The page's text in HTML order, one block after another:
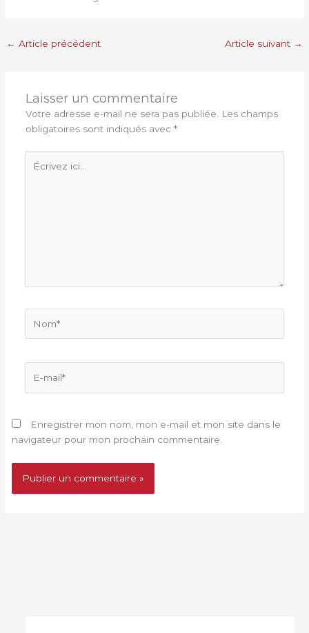
← Article précédent Article suivant →
Laisser un commentaire
Votre adresse e-mail ne sera pas publiée.
Les champs
obligatoires sont indiqués avec *
ici…
mail*
Enregistrer mon nom, mon e-mail et mon site dans le
navigateur pour mon prochain commentaire.